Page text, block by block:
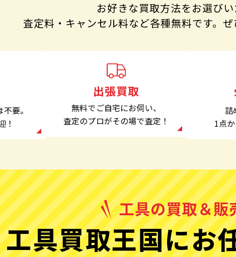
お好きな買取方法をお選びい
査定料・キャンセル料など各種無料です。 ぜ
要。
！
出張買取
無料でご自宅にお伺い、
査定のプロがその場で査定！
詰
1点
工具買取王国にお